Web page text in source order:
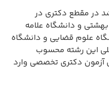
در مقطع دکتری در
و دانشگاه علامه
علوم قضایی و دانشگاه
این رشته محسوب
آزمون دکتری تخصصی وارد